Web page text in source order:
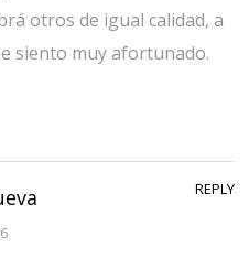
otros de igual calidad, a
siento muy afortunado.
REPLY